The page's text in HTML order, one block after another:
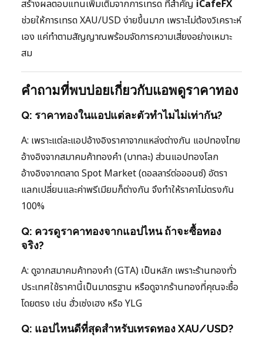
สร้างผลตอบแทนเพิ่มเติมจากการเทรด ที่สำคัญ iCafeFX
ช่วยให้การเทรด XAU/USD ง่ายขึ้นมาก เพราะไม่ต้องวิเคราะห์
เอง แค่ทำตามสัญญาณพร้อมจัดการความเสี่ยงอย่างเหมาะ
สม
คำถามที่พบบ่อยเกี่ยวกับแอพดูราคาทอง
Q: ราคาทองในแอปแต่ละตัวทำไมไม่เท่ากัน?
A: เพราะแต่ละแอปอ้างอิงราคาจากแหล่งต่างกัน แอปทองไทย
อ้างอิงจากสมาคมค้าทองคำ (บาทละ) ส่วนแอปทองโลก
อ้างอิงจากตลาด Spot Market (ดอลลาร์ต่อออนซ์) อัตรา
แลกเปลี่ยนและค่าพรีเมียมก็ต่างกัน จึงทำให้ราคาไม่ตรงกัน
100%
Q: ควรดูราคาทองจากแอปไหน ถ้าจะซื้อทอง
จริง?
A: ดูจากสมาคมค้าทองคำ (GTA) เป็นหลัก เพราะร้านทองทั่ว
ประเทศใช้ราคานี้เป็นมาตรฐาน หรือดูจากร้านทองที่คุณจะซื้อ
โดยตรง เช่น ฮั่วเซ่งเฮง หรือ YLG
Q: แอปไหนดีที่สุดสำหรับเทรดทอง XAU/USD?